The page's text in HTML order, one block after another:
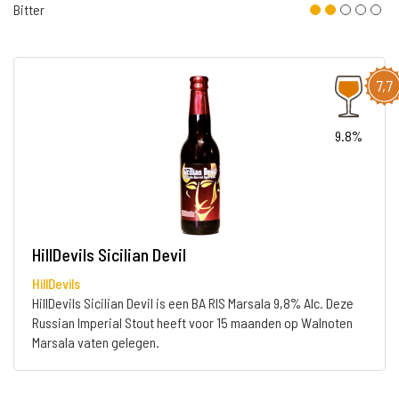
Bitter
7,7
9.8%
HillDevils Sicilian Devil
HillDevils
HillDevils Sicilian Devil is een BA RIS Marsala 9,8% Alc. Deze
Russian Imperial Stout heeft voor 15 maanden op Walnoten
Marsala vaten gelegen.